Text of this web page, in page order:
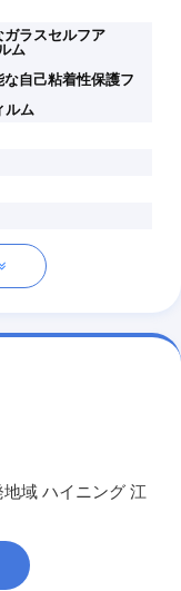
ガラスセルフア
ム
自己粘着性保護フ
ルム
域 ハイニング 江